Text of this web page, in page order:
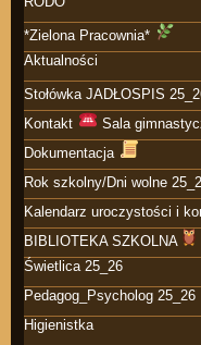
*Zielona Pracownia*
Aktualności
Stołówka JADŁOSPIS
Kontakt
Sala
Dokumentacja
Rok szkolny/Dni wolne
Kalendarz uroczystości i
BIBLIOTEKA SZKOLNA
Świetlica 25_26
Pedagog_Psycholog 25_26
Higienistka